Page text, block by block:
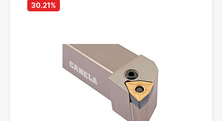
30.21%